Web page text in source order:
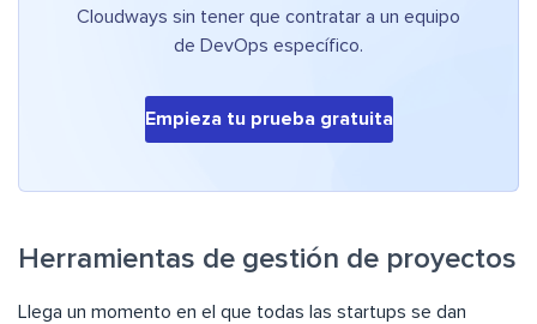
Cloudways sin tener que contratar a un equipo
de DevOps específico.
Empieza tu prueba gratuita
Herramientas de gestión de proyectos
Llega un momento en el que todas las startups se dan